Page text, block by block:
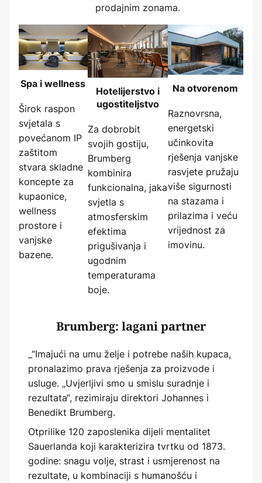
prodajnim zonama.
Spa i wellness
Širok raspon
svjetala s
povećanom IP
zaštitom
stvara skladne
koncepte za
kupaonice,
wellness
prostore i
vanjske
bazene.
Hotelijerstvo i
ugostiteljstvo
Za dobrobit
svojih gostiju,
Brumberg
kombinira
funkcionalna, jaka
svjetla s
atmosferskim
efektima
prigušivanja i
ugodnim
temperaturama
boje.
Na otvorenom
Raznovrsna,
energetski
učinkovita
rješenja vanjske
rasvjete pružaju
više sigurnosti
na stazama i
prilazima i veću
vrijednost za
imovinu.
Brumberg: lagani partner
_“Imajući na umu želje i potrebe naših kupaca,
pronalazimo prava rješenja za proizvode i
usluge. „Uvjerljivi smo u smislu suradnje i
rezultata“, rezimiraju direktori Johannes i
Benedikt Brumberg.
Otprilike 120 zaposlenika dijeli mentalitet
Sauerlanda koji karakterizira tvrtku od 1873.
godine: snagu volje, strast i usmjerenost na
rezultate, u kombinaciji s humanošću i